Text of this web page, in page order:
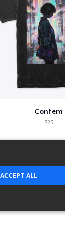
Contem
$25
ACCEPT ALL